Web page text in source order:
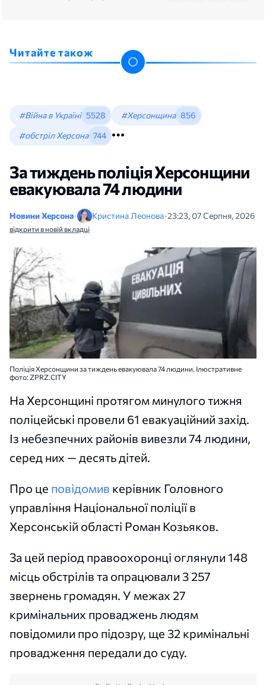
Читайте також
#Війна в Україні 5528 #Херсонщина 856
#обстріл Херсона 744
За тиждень поліція Херсонщини
евакуювала 74 людини
Новини Херсона• Кристина Леонова•23:23, 07 Серпня, 2026
відкрити в новій вкладці
Поліція Херсонщини за тиждень евакуювала 74 людини. Ілюстративне
фото: ZPRZ.CITY
На Херсонщині протягом минулого тижня
поліцейські провели 61 евакуаційний захід.
Із небезпечних районів вивезли 74 людини,
серед них — десять дітей.
Про це повідомив керівник Головного
управління Національної поліції в
Херсонській області Роман Козьяков.
За цей період правоохоронці оглянули 148
місць обстрілів та опрацювали 3 257
звернень громадян. У межах 27
кримінальних проваджень людям
повідомили про підозру, ще 32 кримінальні
провадження передали до суду.